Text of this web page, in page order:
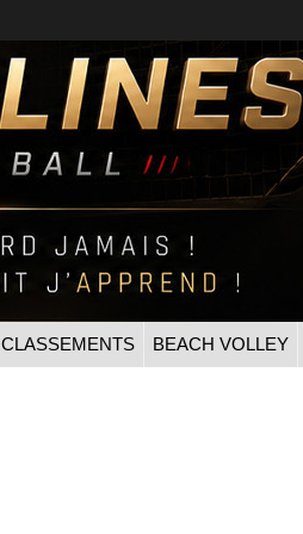
CLASSEMENTS BEACH VOLLEY